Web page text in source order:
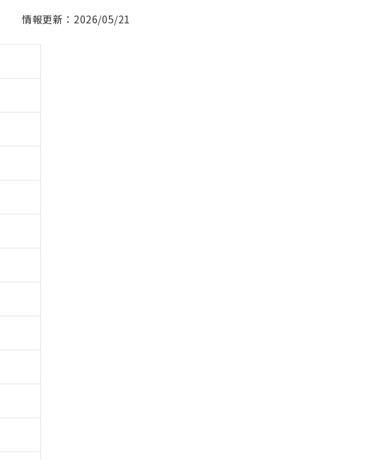
情報更新：2026/05/21